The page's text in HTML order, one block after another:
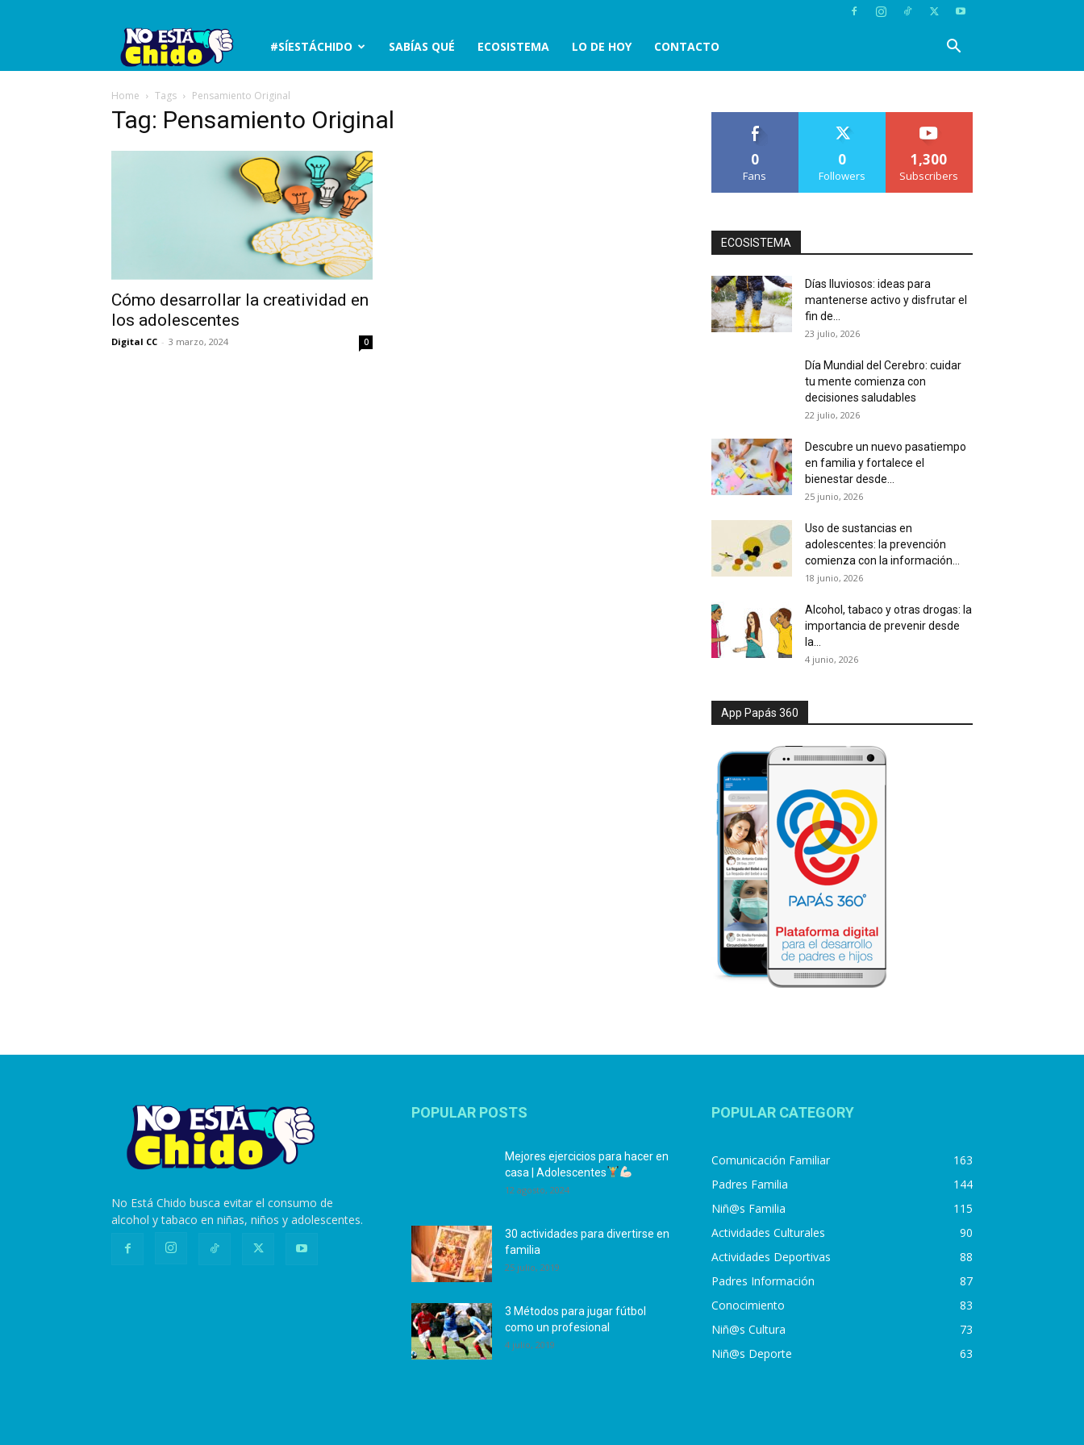
No
está
#SÍESTÁCHIDO SABÍAS QUÉ ECOSISTEMA LO DE HOY CONTACTO
Home Tags Pensamiento Original
Tag: Pensamiento Original
Cómo desarrollar la creatividad en
los adolescentes
Digital CC - 3 marzo, 2024 0
0
Fans
0
Followers
1,300
Subscribers
ECOSISTEMA
Días lluviosos: ideas para
mantenerse activo y disfrutar el
fin de...
23 julio, 2026
Día Mundial del Cerebro: cuidar
tu mente comienza con
decisiones saludables
22 julio, 2026
Descubre un nuevo pasatiempo
en familia y fortalece el
bienestar desde...
25 junio, 2026
Uso de sustancias en
adolescentes: la prevención
comienza con la información...
18 junio, 2026
Alcohol, tabaco y otras drogas: la
importancia de prevenir desde
la...
4 junio, 2026
App Papás 360
No Está Chido busca evitar el consumo de
alcohol y tabaco en niñas, niños y adolescentes.
POPULAR POSTS
Mejores ejercicios para hacer en
casa | Adolescentes
12 agosto, 2024
30 actividades para divertirse en
familia
25 julio, 2019
3 Métodos para jugar fútbol
como un profesional
4 julio, 2019
POPULAR CATEGORY
Comunicación Familiar
163
Padres Familia
144
Niñ@s Familia
115
Actividades Culturales
90
Actividades Deportivas
88
Padres Información
87
Conocimiento
83
Niñ@s Cultura
73
Niñ@s Deporte
63